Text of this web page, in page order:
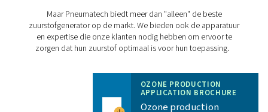
PPOG HEvan Pneumatech is 30% efficiënter dan
zuurstofgeneratoren en produceert het juiste
zuiverheid en betrouwbaarheid tegen aanzienlijk
en met een kleinere ecologische voetafdruk:
De hoogste efficiëntie garandeert een laag
en kostenbesparingen